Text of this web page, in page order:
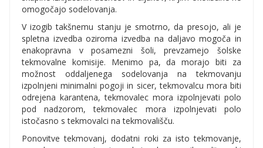
omogočajo sodelovanja.
V izogib takšnemu stanju je smotrno, da presojo, ali je
spletna izvedba oziroma izvedba na daljavo mogoča in
enakopravna v posamezni šoli, prevzamejo šolske
tekmovalne komisije. Menimo pa, da morajo biti za
možnost oddaljenega sodelovanja na tekmovanju
izpolnjeni minimalni pogoji in sicer, tekmovalcu mora biti
odrejena karantena, tekmovalec mora izpolnjevati polo
pod nadzorom, tekmovalec mora izpolnjevati polo
istočasno s tekmovalci na tekmovališču.
Ponovitve tekmovanj, dodatni roki za isto tekmovanje,